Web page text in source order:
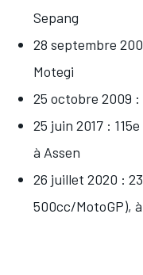
Sepang
28 septembre
Motegi
25 octobre 2009 :
25 juin 2017 :
à Assen
26 juillet 2020 :
500cc/MotoGP),